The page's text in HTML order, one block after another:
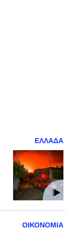
ΕΛΛΑΔΑ
ΟΙΚΟΝΟΜΙΑ